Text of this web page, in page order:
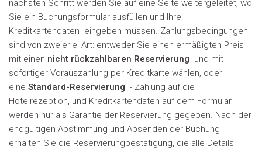
nächsten Schritt werden Sie auf eine Seite weitergeleitet, wo
Sie ein Buchungsformular ausfüllen und Ihre
Kreditkartendaten eingeben müssen. Zahlungsbedingungen
sind von zweierlei Art: entweder Sie einen ermäßigten Preis
mit einen nicht rückzahlbaren Reservierung und mit
sofortiger Vorauszahlung per Kreditkarte wählen, oder
eine Standard-Reservierung - Zahlung auf die
Hotelrezeption, und Kreditkartendaten auf dem Formular
werden nur als Garantie der Reservierung gegeben. Nach der
endgültigen Abstimmung und Absenden der Buchung
erhalten Sie die Reservierungbestätigung, die alle Details